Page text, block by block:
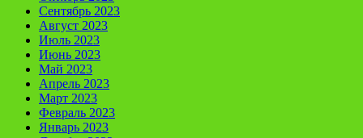
Сентябрь 2023
Август 2023
Июль 2023
Июнь 2023
Май 2023
Апрель 2023
Март 2023
Февраль 2023
Январь 2023